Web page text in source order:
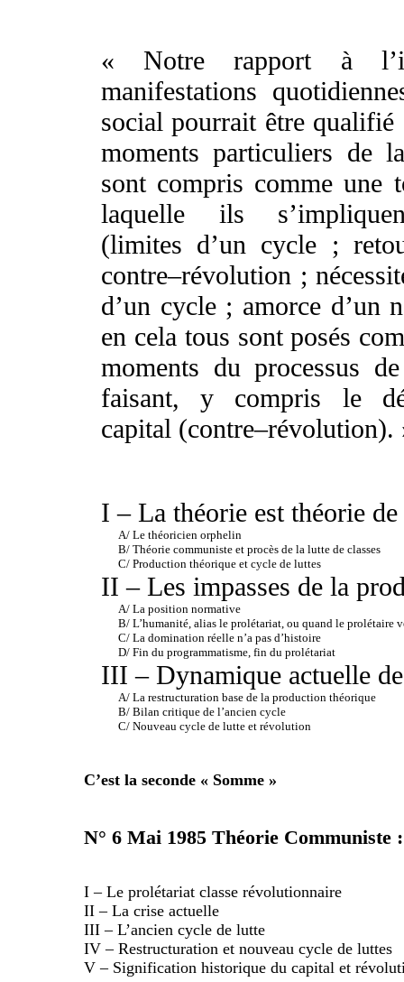
« Notre rapport à
manifestations
social pourrait être
moments particuliers de
sont compris comme une
laquelle ils
(limites d’un cycle ;
contre–révolution ;
d’un cycle ; amorce d’un
en cela tous sont posés
moments du processus
faisant, y compris le
capital (contre–révolution).
I – La théorie est théorie
A/ Le théoricien orphelin
B/ Théorie communiste et procès de la lutte de classes
C/ Production théorique et cycle de luttes
II – Les impasses de la
A/ La position normative
B/ L’humanité, alias le prolétariat, ou quand le prolétaire
C/ La domination réelle n’a pas d’histoire
D/ Fin du programmatisme, fin du prolétariat
III – Dynamique actuelle
A/ La restructuration base de la production théorique
B/ Bilan critique de l’ancien cycle
C/ Nouveau cycle de lutte et révolution
C’est la seconde « Somme »
N° 6 Mai 1985 Théorie Communiste
I – Le prolétariat classe révolutionnaire
II – La crise actuelle
III – L’ancien cycle de lutte
IV – Restructuration et nouveau cycle de luttes
V – Signification historique du capital et